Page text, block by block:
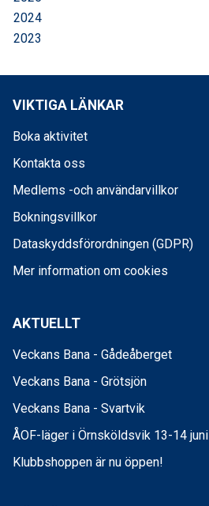
2024
2023
VIKTIGA LÄNKAR
Boka aktivitet
Kontakta oss
Medlems -och användarvillkor
Bokningsvillkor
Dataskyddsförordningen (GDPR)
Mer information om cookies
AKTUELLT
Veckans Bana - Gådeåberget
Veckans Bana - Grötsjön
Veckans Bana - Svartvik
ÅOF-läger i Örnsköldsvik 13-14 juni
Klubbshoppen är nu öppen!